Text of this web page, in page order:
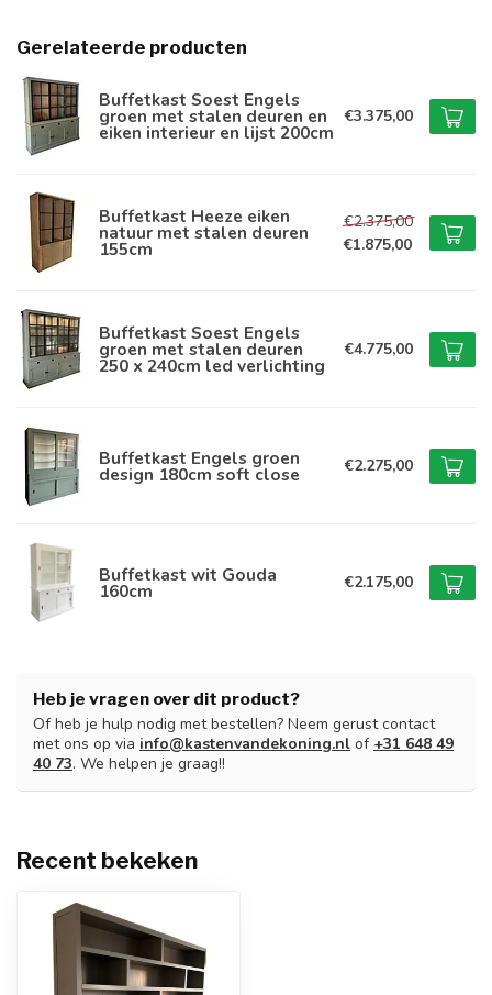
Gerelateerde producten
Buffetkast Soest Engels
groen met stalen deuren en
eiken interieur en lijst 200cm
€3.375,00
Buffetkast Heeze eiken
natuur met stalen deuren
155cm
€2.375,00
€1.875,00
Buffetkast Soest Engels
groen met stalen deuren
250 x 240cm led verlichting
€4.775,00
Buffetkast Engels groen
design 180cm soft close €2.275,00
Buffetkast wit Gouda
160cm €2.175,00
Heb je vragen over dit product?
Of heb je hulp nodig met bestellen? Neem gerust contact
met ons op via info@kastenvandekoning.nl of +31 648 49
40 73. We helpen je graag!!
Recent bekeken